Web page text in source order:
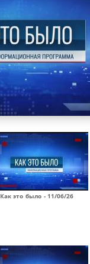
Как это было - 11/06/26